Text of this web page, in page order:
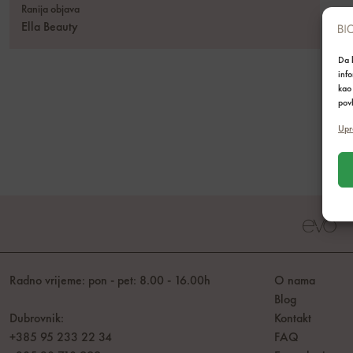
Da
Ranija objava
Ella Beauty
Radno vrijeme: pon - pet: 8.00 - 16.00h
Dubrovnik:
+385 95 233 22 34
O nama
Blog
Kontakt
FAQ